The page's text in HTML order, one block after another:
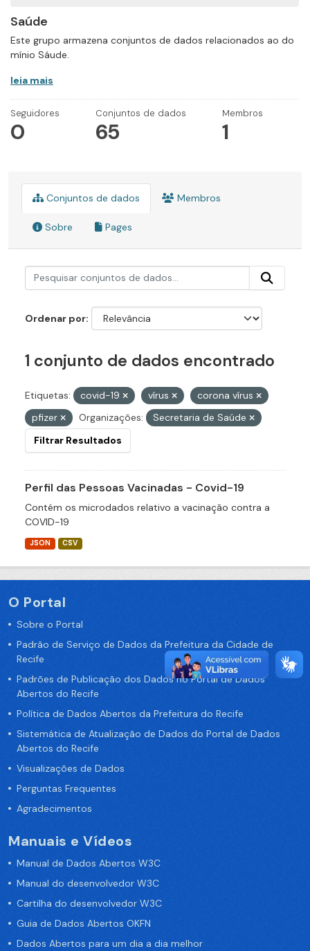
Saúde
Este grupo armazena conjuntos de dados relacionados ao do
mínio Sáude.
leia mais
Seguidores
0
Conjuntos de dados
65
Membros
1
Conjuntos de dados Membros
Sobre Pages
Ordenar por
1 conjunto de dados encontrado
Etiquetas: covid-19 vírus
corona vírus
pfizer
Organizações:
Secretaria de Saúde
Filtrar Resultados
Perfil das Pessoas Vacinadas - Covid-19
Contém os microdados relativo a vacinação contra a
COVID-19
JSON CSV
O Portal
Sobre o Portal
Padrão de Serviço de Dados da Prefeitura da Cidade de
Recife
Padrões de Publicação dos Dados no Portal de Dados
Abertos do Recife
Política de Dados Abertos da Prefeitura do Recife
Sistemática de Atualização de Dados do Portal de Dados
Abertos do Recife
Visualizações de Dados
Perguntas Frequentes
Agradecimentos
Manuais e Vídeos
Manual de Dados Abertos W3C
Manual do desenvolvedor W3C
Cartilha do desenvolvedor W3C
Guia de Dados Abertos OKFN
Dados Abertos para um dia a dia melhor